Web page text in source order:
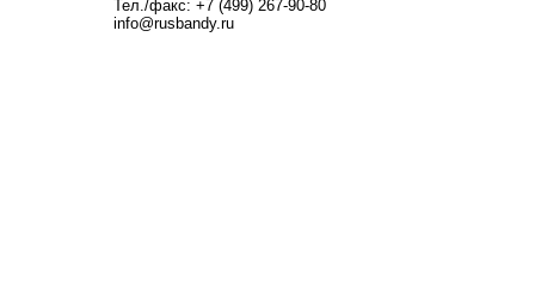
Тел./факс: +7 (499) 267-90-80
info@rusbandy.ru